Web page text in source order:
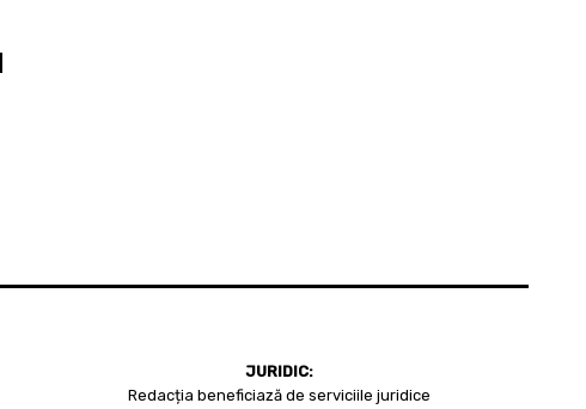
JURIDIC:
Redacția beneficiază de serviciile juridice